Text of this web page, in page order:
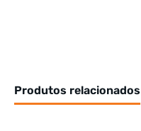
Produtos relacionados